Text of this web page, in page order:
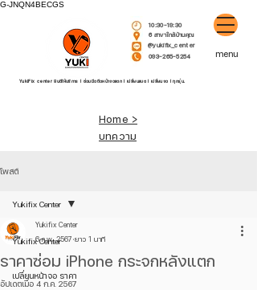
G-JNQN4BECGS
10:30-19:30
6 สาขาใกล้บ้านคุณ
@yukifix_center
093-265-5254
YukiFix center ยินดีให้บริการ l ซ่อมมือถือหน้าจอแตก l เปลี่ยนแบต l เปลี่ยนจอ l ทุกรุ่น.
menu
Home >
บทความ
โพสต์
Yukifix Center
เปลี่ยนหน้าจอ ราคา
Yukifix Center
ราคาซ่อม iPhone กระจกหลังแตก
Yukifix Center
6 ก.พ. 2567 ยาว 1 นาที
อัปเดตเมื่อ 4 ก.ค. 2567